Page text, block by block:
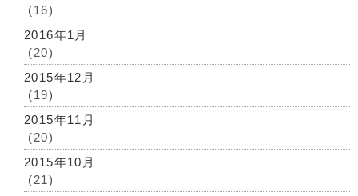
(16)
2016年1月
(20)
2015年12月
(19)
2015年11月
(20)
2015年10月
(21)